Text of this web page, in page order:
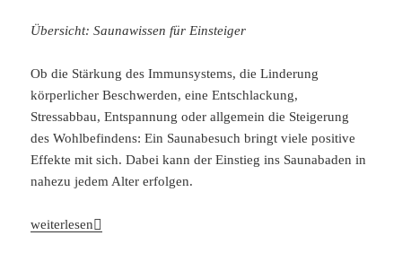
Übersicht: Saunawissen für Einsteiger
Ob die Stärkung des Immunsystems, die Linderung
körperlicher Beschwerden, eine Entschlackung,
Stressabbau, Entspannung oder allgemein die Steigerung
des Wohlbefindens: Ein Saunabesuch bringt viele positive
Effekte mit sich. Dabei kann der Einstieg ins Saunabaden in
nahezu jedem Alter erfolgen.
Übersicht: Saunawissen für Einsteiger
weiterlesen